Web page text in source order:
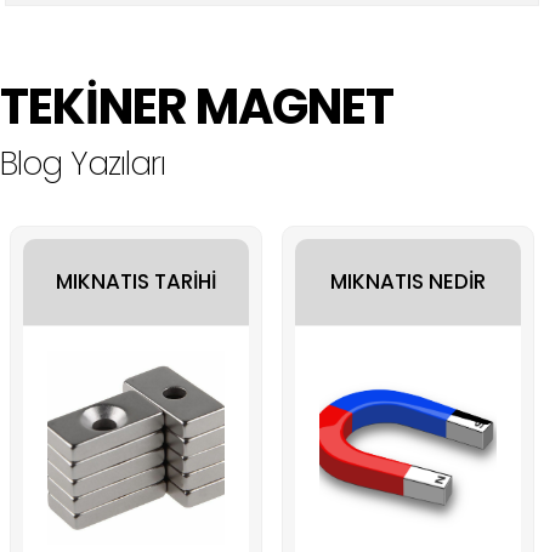
TEKİNER MAGNET
Blog Yazıları
MIKNATIS TARİHİ MIKNATIS NEDİR